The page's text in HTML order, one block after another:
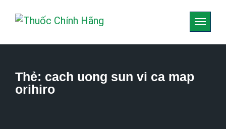
Thẻ: cach uong sun vi ca map
orihiro